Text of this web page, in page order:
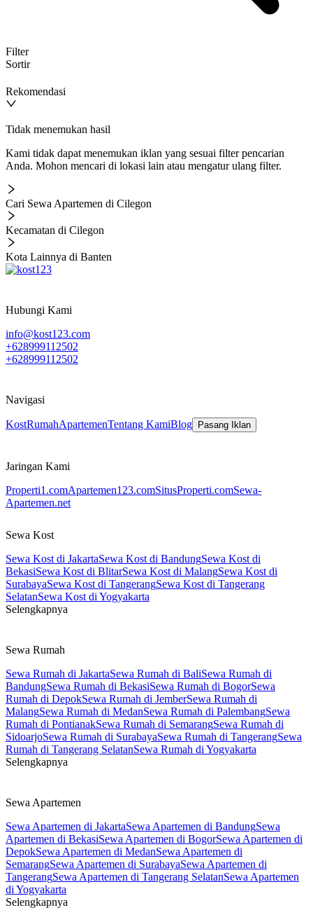
Filter
Sortir
Rekomendasi
Tidak menemukan hasil
Kami tidak dapat menemukan iklan yang sesuai filter pencarian
Anda. Mohon mencari di lokasi lain atau mengatur ulang filter.
Cari Sewa Apartemen di Cilegon
Kecamatan di Cilegon
Kota Lainnya di Banten
Hubungi Kami
info@kost123.com
+628999112502
+628999112502
Navigasi
KostRumahApartemenTentang KamiBlog Pasang Iklan
Jaringan Kami
Properti1.comApartemen123.comSitusProperti.comSewa-
Apartemen.net
Sewa Kost
Sewa Kost di JakartaSewa Kost di BandungSewa Kost di
BekasiSewa Kost di BlitarSewa Kost di MalangSewa Kost di
SurabayaSewa Kost di TangerangSewa Kost di Tangerang
SelatanSewa Kost di Yogyakarta
Selengkapnya
Sewa Rumah
Sewa Rumah di JakartaSewa Rumah di BaliSewa Rumah di
BandungSewa Rumah di BekasiSewa Rumah di BogorSewa
Rumah di DepokSewa Rumah di JemberSewa Rumah di
MalangSewa Rumah di MedanSewa Rumah di PalembangSewa
Rumah di PontianakSewa Rumah di SemarangSewa Rumah di
SidoarjoSewa Rumah di SurabayaSewa Rumah di TangerangSewa
Rumah di Tangerang SelatanSewa Rumah di Yogyakarta
Selengkapnya
Sewa Apartemen
Sewa Apartemen di JakartaSewa Apartemen di BandungSewa
Apartemen di BekasiSewa Apartemen di BogorSewa Apartemen di
DepokSewa Apartemen di MedanSewa Apartemen di
SemarangSewa Apartemen di SurabayaSewa Apartemen di
TangerangSewa Apartemen di Tangerang SelatanSewa Apartemen
di Yogyakarta
Selengkapnya